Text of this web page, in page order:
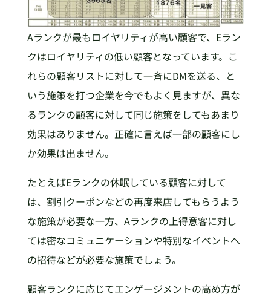
Aランクが最もロイヤリティが高い顧客で、Eラン
クはロイヤリティの低い顧客となっています。こ
れらの顧客リストに対して一斉にDMを送る、と
いう施策を打つ企業を今でもよく見ますが、異な
るランクの顧客に対して同じ施策をしてもあまり
効果はありません。正確に言えば一部の顧客にし
か効果は出ません。
たとえばEランクの休眠している顧客に対して
は、割引クーポンなどの再度来店してもらうよう
な施策が必要な一方、Aランクの上得意客に対し
ては密なコミュニケーションや特別なイベントへ
の招待などが必要な施策でしょう。
顧客ランクに応じてエンゲージメントの高め方が